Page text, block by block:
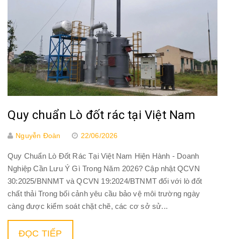
Quy chuẩn Lò đốt rác tại Việt Nam
Nguyễn Đoàn 22/06/2026
Quy Chuẩn Lò Đốt Rác Tại Việt Nam Hiện Hành - Doanh
Nghiệp Cần Lưu Ý Gì Trong Năm 2026? Cập nhật QCVN
30:2025/BNNMT và QCVN 19:2024/BTNMT đối với lò đốt
chất thải Trong bối cảnh yêu cầu bảo vệ môi trường ngày
càng được kiểm soát chặt chẽ, các cơ sở sử...
ĐỌC TIẾP